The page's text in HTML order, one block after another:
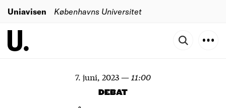
Uniavisen Københavns Universitet
7. juni, 2023— 11:00
DEBAT